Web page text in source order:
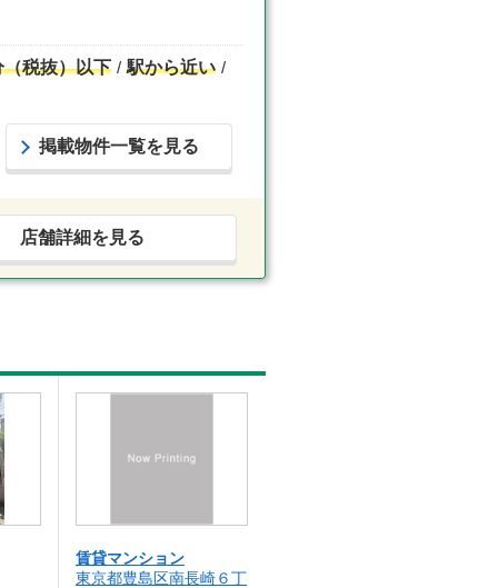
税抜）以下
駅から近い
掲載物件一覧を見る
店舗詳細を見る
賃貸マンション
東京都豊島区南長崎６丁